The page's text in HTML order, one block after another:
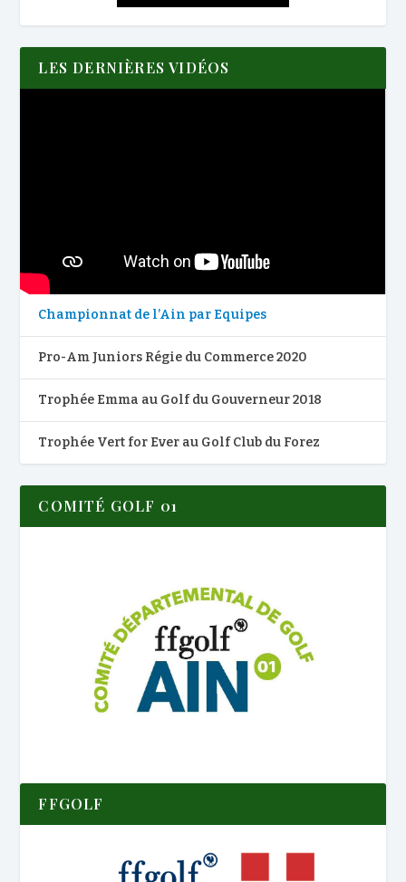
LES DERNIÈRES VIDÉOS
Championnat de l’Ain par Equipes
Pro-Am Juniors Régie du Commerce 2020
Trophée Emma au Golf du Gouverneur 2018
Trophée Vert for Ever au Golf Club du Forez
COMITÉ GOLF 01
FFGOLF